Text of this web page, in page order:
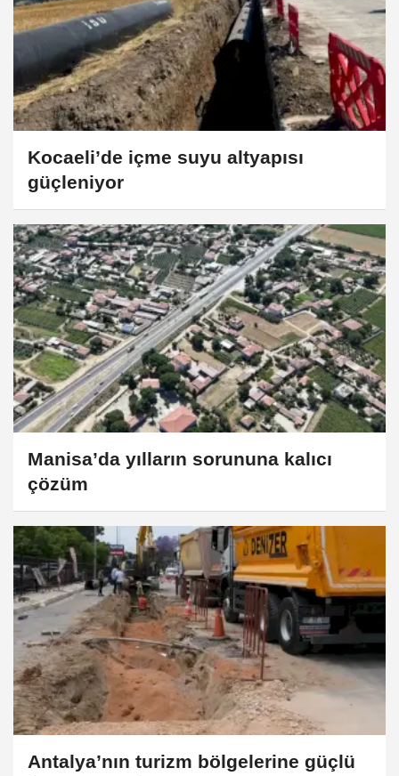
Kocaeli’de içme suyu altyapısı
güçleniyor
Manisa’da yılların sorununa kalıcı
çözüm
Antalya’nın turizm bölgelerine güçlü